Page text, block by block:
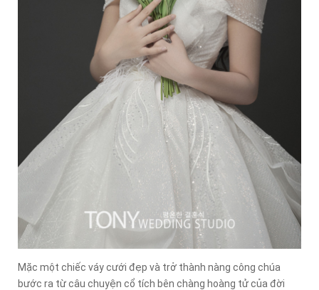
Mặc một chiếc váy cưới đẹp và trở thành nàng công chúa
bước ra từ câu chuyện cổ tích bên chàng hoàng tử của đời